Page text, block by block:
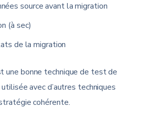
source avant la migration
(à sec)
de la migration
une bonne technique de test de
avec d’autres techniques
cohérente.